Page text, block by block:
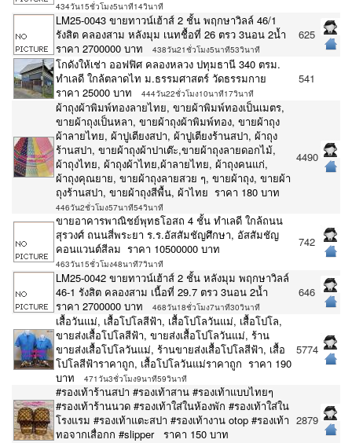
434วัน15ชั่วโมง5นาที14วินาที
LM25-0043 ขายทาวน์เฮ้าส์ 2 ชั้น พฤกษาวิลล์ 46/1
รังสิต คลองสาม หลังมุม เนทชื้อที่ 26 ตรว 3นอน 2น้ำ
ราคา 2700000 บาท
438วัน21ชั่วโมง5นาที53วินาที
625
โกดังให้เช่า ออฟฟิศ คลองหลวง ปทุมธานี 340 ตรม.
ทำเลดี ใกล้ตลาดไท ม.ธรรมศาสตร์ วัดธรรมกาย
ราคา 25000 บาท
444วัน22ชั่วโมง10นาที17วินาที
541
ผ้าถุงผ้าพิมพ์ทองลายไทย, ขายผ้าพิมพ์ทองเป็นเมตร,
ขายผ้าถุงเป็นหลา, ขายผ้าถุงผ้าพิมพ์ทอง, ขายผ้าถุง
ผ้าลายไทย, ผ้าปูเตียงสปา, ผ้าปูเตียงร้านสปา, ผ้าถุง
ร้านสปา, ขายผ้าถุงผ้าปาเต๊ะ,ขายผ้าถุงลายดอกไม้,
ผ้าถุงไทย, ผ้าถุงผ้าไทย,ผ้าลายไทย, ผ้าถุงคนแก่,
ผ้าถุงคุณยาย, ขายผ้าถุงลายสวย ๆ, ขายผ้าถุง, ขายผ้า
ถุงร้านสปา, ขายผ้าถุงสีพื้น, ผ้าไทย ราคา 180 บาท
446วัน2ชั่วโมง57นาที54วินาที
4490
ขายอาคารพาณิชย์พุทธโอสถ 4 ชั้น ทำเลดี ใกล้ถนน
สุรวงศ์ ถนนสี่พระยา ร.ร.อัสสัมชัญศึกษา, อัสสัมชัญ
คอนแวนต์สีลม ราคา 10500000 บาท
463วัน15ชั่วโมง48นาที7วินาที
742
LM25-0042 ขายทาวน์เฮ้าส์ 2 ชั้น หลังมุม พฤกษาวิลล์
46-1 รังสิต คลองสาม เนื้อที่ 29.7 ตรว 3นอน 2น้ำ
ราคา 2700000 บาท
468วัน18ชั่วโมง7นาที30วินาที
646
เสื้อวันแม่, เสื้อโปโลสีฟ้า, เสื้อโปโลวันแม่, เสื้อโปโล,
ขายส่งเสื้อโปโลสีฟ้า, ขายส่งเสื้อโปโลวันแม่, ร้าน
ขายส่งเสื้อโปโลวันแม่, ร้านขายส่งเสื้อโปโลสีฟ้า, เสื้อ
โปโลสีฟ้าราคาถูก, เสื้อโปโลวันแม่ราคาถูก ราคา 190
บาท
471วัน3ชั่วโมง9นาที59วินาที
5774
#รองเท้าร้านสปา #รองเท้าสาน #รองเท้าแบบไทยๆ
#รองเท้าร้านนวด #รองเท้าใส่ในห้องพัก #รองเท้าใส่ใน
โรงแรม #รองเท้าแตะสปา #รองเท้างาน otop #รองเท้า
ทอจากเสื่อกก #slipper ราคา 150 บาท
2879